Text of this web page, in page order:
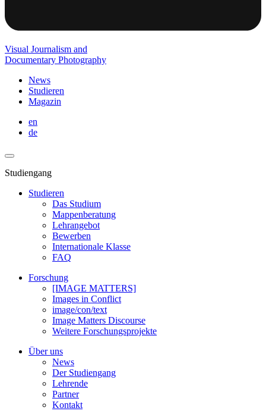
Visual Journalism and
Documentary Photography
News
Studieren
Magazin
en
de
Studiengang
Studieren
Das Studium
Mappenberatung
Lehrangebot
Bewerben
Internationale Klasse
FAQ
Forschung
[IMAGE MATTERS]
Images in Conflict
image/con/text
Image Matters Discourse
Weitere Forschungsprojekte
Über uns
News
Der Studiengang
Lehrende
Partner
Kontakt